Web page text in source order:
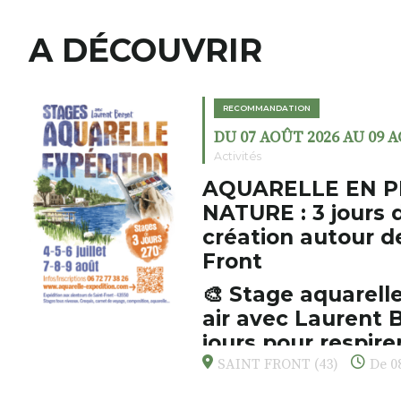
A DÉCOUVRIR
RECOMMANDATION
DU 07 AOÛT 2026 AU 09
Activités
AQUARELLE EN
NATURE : 3 jours
création autour
Front
🎨 Stage
air avec Laurent
jours pour
s’émerveiller
SAINT FRONT (43) De